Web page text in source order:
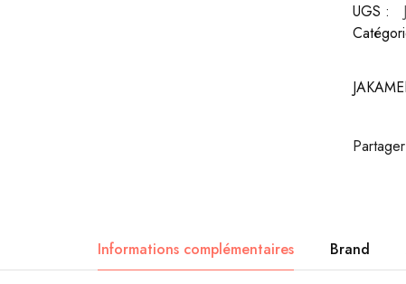
UGS :
Informations complémentaires Brand